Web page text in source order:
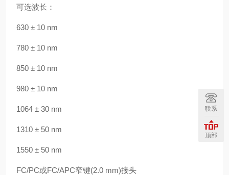
可选波长：
630 ± 10 nm
780 ± 10 nm
850 ± 10 nm
980 ± 10 nm
1064 ± 30 nm
1310 ± 50 nm
1550 ± 50 nm
FC/PC或FC/APC窄键(2.0 mm)接头
联系
顶部